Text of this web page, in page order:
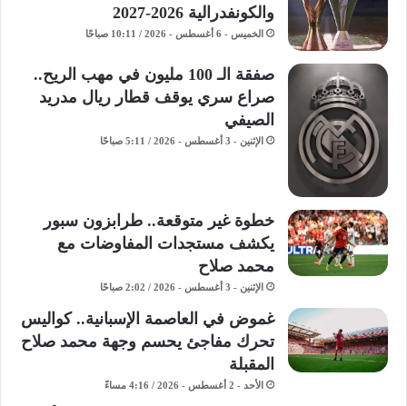
والكونفدرالية 2026-2027
الخميس - 6 أغسطس - 2026 / 10:11 صباحًا
صفقة الـ 100 مليون في مهب الريح..
صراع سري يوقف قطار ريال مدريد
الصيفي
الإثنين - 3 أغسطس - 2026 / 5:11 صباحًا
خطوة غير متوقعة.. طرابزون سبور
يكشف مستجدات المفاوضات مع
محمد صلاح
الإثنين - 3 أغسطس - 2026 / 2:02 صباحًا
غموض في العاصمة الإسبانية.. كواليس
تحرك مفاجئ يحسم وجهة محمد صلاح
المقبلة
الأحد - 2 أغسطس - 2026 / 4:16 مساءً